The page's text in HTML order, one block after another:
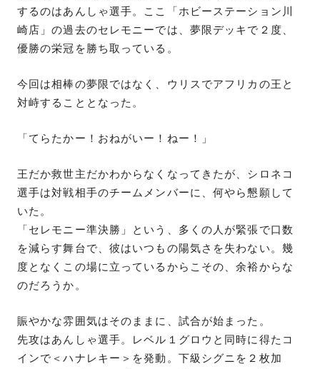
するのはあんしゃ選手。ここ「ホビーステーション川
崎店」の過去のセレモニーでは、夢限デッキで２度、
優勝の栄冠を勝ち取っている。
今回は相棒の夢限ではなく、ウリスでアフリカの王と
対峙することとなった。
「てらたかー！おねがいー！ねー！」
王だか救世主だかわからなくなってきたが、シロネコ
選手は対戦相手のチームメンバーに、何やら懇願して
いた。
「セレモニー準決勝」という、多くの人が緊張で口数
を減らす舞台で、彼はいつもの陽気さを失わない。幾
度となくこの場に立っているからこその、余裕からな
のだろうか。
賑やかな雰囲気はそのままに、試合が始まった。
先攻はあんしゃ選手。レベル１グロウと同時に得たコ
インで＜ハナレキー＞を発動。下級シグニを２枚加